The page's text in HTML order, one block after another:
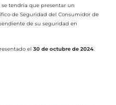
se tendría que presentar un
de Seguridad del Consumidor de
de su seguridad en
el30 de octubre de 2024.